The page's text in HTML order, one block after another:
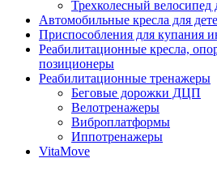
Трехколесный
Автомобильные кресла для
Приспособления для купания
Реабилитационные кресла,
позиционеры
Реабилитационные тренажеры
Беговые дорожки ДЦП
Велотренажеры
Виброплатформы
Иппотренажеры
VitaMove